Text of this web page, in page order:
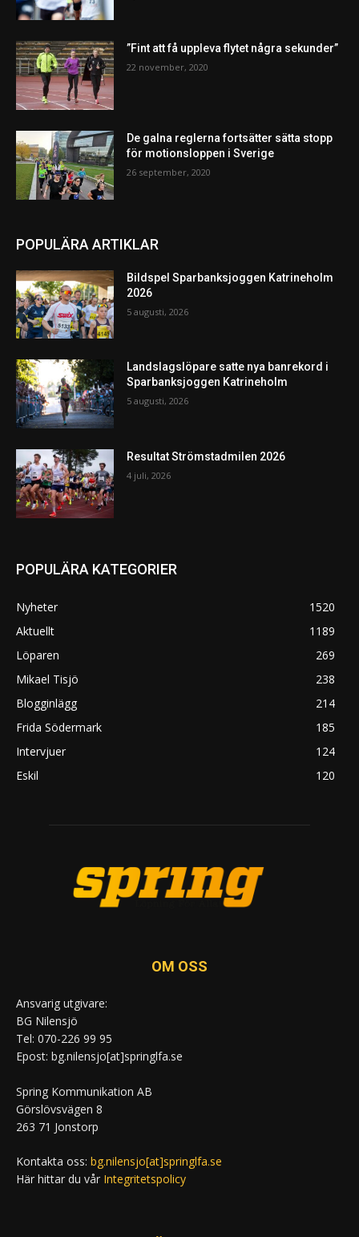
”Fint att få uppleva flytet några sekunder”
22 november, 2020
De galna reglerna fortsätter sätta stopp
för motionsloppen i Sverige
26 september, 2020
POPULÄRA ARTIKLAR
Bildspel Sparbanksjoggen Katrineholm
2026
5 augusti, 2026
Landslagslöpare satte nya banrekord i
Sparbanksjoggen Katrineholm
5 augusti, 2026
Resultat Strömstadmilen 2026
4 juli, 2026
POPULÄRA KATEGORIER
Nyheter
1520
Aktuellt
1189
Löparen
269
Mikael Tisjö
238
Blogginlägg
214
Frida Södermark
185
Intervjuer
124
Eskil
120
OM OSS
Ansvarig utgivare:
BG Nilensjö
Tel: 070-226 99 95
Epost: bg.nilensjo[at]springlfa.se
Spring Kommunikation AB
Görslövsvägen 8
263 71 Jonstorp
Kontakta oss: bg.nilensjo[at]springlfa.se
Här hittar du vår Integritetspolicy